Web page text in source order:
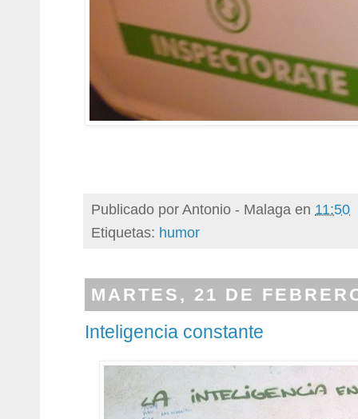
Publicado porAntonio - Malaga en 11:50
Etiquetas: humor
MARTES, 21 DE
Inteligencia constante